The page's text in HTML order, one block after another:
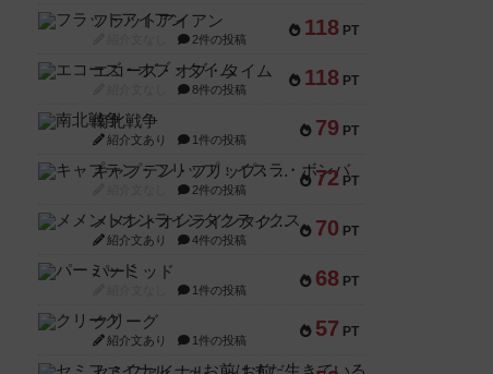
118 PT
フラットアイアン
2件の投稿
118 PT
エコーズ・オブ・タイム
8件の投稿
79 PT
南北戦争
紹介文あり 1件の投稿
72 PT
キャプテン・フリップ：イスラ・ボンバ
2件の投稿
70 PT
メメントオンラインタクティクス
紹介文あり 4件の投稿
68 PT
パーミッド
1件の投稿
57 PT
クリーグ
紹介文あり 1件の投稿